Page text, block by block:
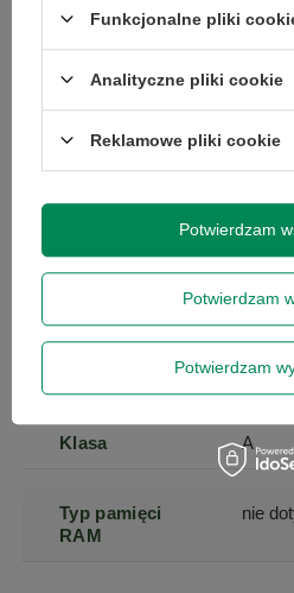
Maksymalna
wysokość druku
991
Zebra
Prędkość druku 102
Kod producenta GX43-
Klasa A
Typ pamięci
RAM
nie
Funkcjonalne pliki
Analityczne pliki cookie
Reklamowe pliki cookie
Potwierdzam
Potwierdzam
Potwierdzam